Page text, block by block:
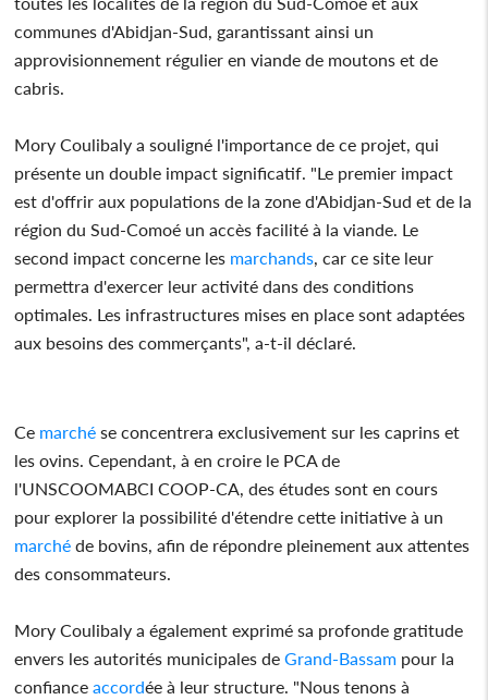
communes d'Abidjan-Sud, garantissant ainsi un
approvisionnement régulier en viande de moutons et de
cabris.
Mory Coulibaly a souligné l'importance de ce projet, qui
présente un double impact significatif. "Le premier impact
est d'offrir aux populations de la zone d'Abidjan-Sud et de la
région du Sud-Comoé un accès facilité à la viande. Le
second impact concerne les marchands , car ce site leur
permettra d'exercer leur activité dans des conditions
optimales. Les infrastructures mises en place sont adaptées
aux besoins des commerçants", a-t-il déclaré.
Ce marché se concentrera exclusivement sur les caprins et
les ovins. Cependant, à en croire le PCA de
l'UNSCOOMABCI COOP-CA, des études sont en cours
pour explorer la possibilité d'étendre cette initiative à un
marché de bovins, afin de répondre pleinement aux attentes
des consommateurs.
Mory Coulibaly a également exprimé sa profonde gratitude
envers les autorités municipales de Grand-Bassam pour la
confiance accordée à leur structure. "Nous tenons à